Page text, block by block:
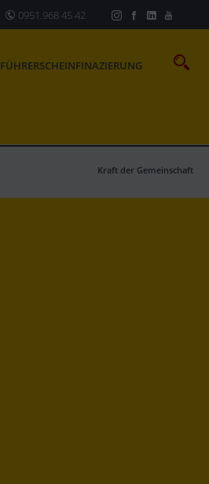
0951.968 45 42
FÜHRERSCHEINFINAZIERUNG
Kraft der Gemeinschaft